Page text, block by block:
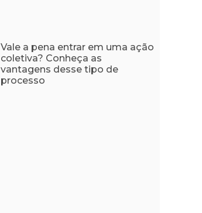
Vale a pena entrar em uma ação
coletiva? Conheça as
vantagens desse tipo de
processo